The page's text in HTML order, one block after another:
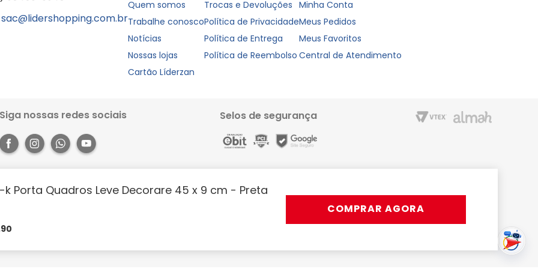
k Porta Quadros Leve Decorare 45 x 9 cm - Preta
90
COMPRAR AGORA
sac@lidershopping.com.br
Quem somos
Trabalhe conosco
Notícias
Nossas lojas
Cartão Líderzan
Trocas e Devoluções
Política de Privacidade
Política de Entrega
Política de Reembolso
Minha Conta
Meus Pedidos
Meus Favoritos
Central de Atendimento
Siga nossas redes sociais Selos de segurança
dos Pariquis, 1056 - Jurunas, Belém - PA, 66033-590. Site 100% seguro, com entrega rápida e condições especiais para o Cartão Liderzan.
e muito mais. Aproveite a agilidade, praticidade e comodidade que o Líder Shopping proporciona. Acesse o site ou o App
notificação. Todas as imagens neste site são de efeito meramente ilustrativos, podendo ocorrer variações.